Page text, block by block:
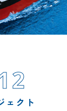
ック回収装置
ェクト
れて」「遊んで」